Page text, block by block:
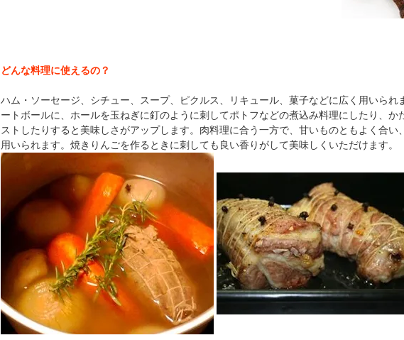
どんな料理に使えるの？
ハム・ソーセージ、シチュー、スープ、ピクルス、リキュール、菓子などに広く用いられ
ートボールに、ホールを玉ねぎに釘のように刺してポトフなどの煮込み料理にしたり、か
ストしたりすると美味しさがアップします。肉料理に合う一方で、甘いものともよく合い
用いられます。焼きりんごを作るときに刺しても良い香りがして美味しくいただけます。